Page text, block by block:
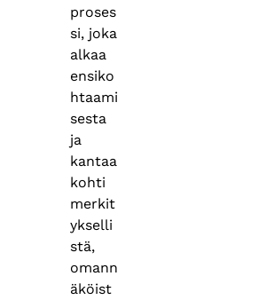
proses
si, joka
alkaa
ensiko
htaami
sesta
ja
kantaa
kohti
merkit
ykselli
stä,
omann
äköist